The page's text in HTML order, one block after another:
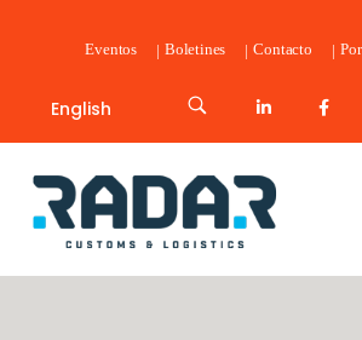
Eventos Boletines Contacto
English
Radar Customs & Logistics